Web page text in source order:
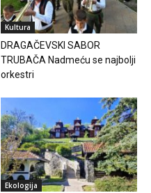
Kultura
DRAGAČEVSKI SABOR
TRUBAČA Nadmeću se najbolji
orkestri
Ekologija